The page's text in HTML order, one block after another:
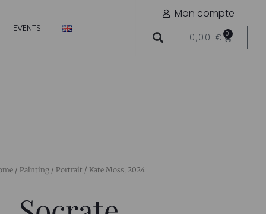
EVENTS
Mon compte
0,00 € 0
/ Painting / Portrait / Kate Moss, 2024